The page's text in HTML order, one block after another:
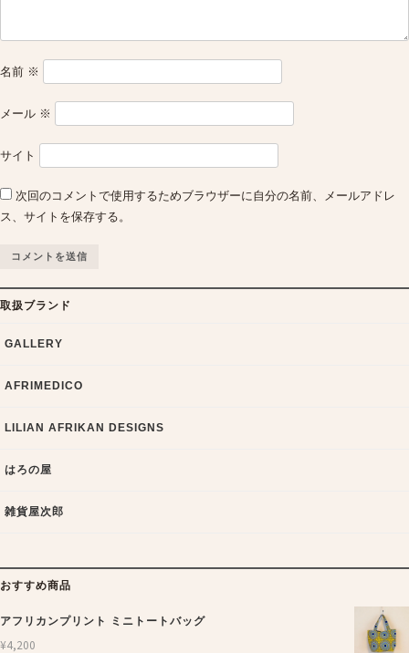
名前 ※
メール ※
サイト
次回のコメントで使用するためブラウザーに自分の名前、メールアドレ
ス、サイトを保存する。
取扱ブランド
GALLERY
AFRIMEDICO
LILIAN AFRIKAN DESIGNS
はろの屋
雑貨屋次郎
おすすめ商品
アフリカンプリント ミニトートバッグ
¥4,200